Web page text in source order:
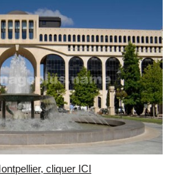
cliquer ICI